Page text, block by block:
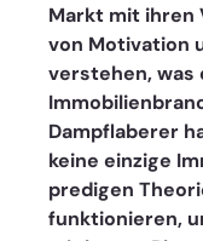
Markt mit ihren
von Motivation
verstehen, was
Dampflaberer
keine einzige
predigen
funktionieren,